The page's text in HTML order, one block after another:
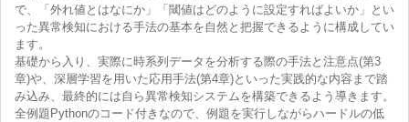
で、「外れ値とはなにか」「閾値はどのように設定すればよいか」とい
った異常検知における手法の基本を自然と把握できるように構成してい
ます。
基礎から入り、実際に時系列データを分析する際の手法と注意点(第3
章)や、深層学習を用いた応用手法(第4章)といった実践的な内容まで踏
み込み、最終的には自ら異常検知システムを構築できるよう導きます。
全例題Pythonのコード付きなので、例題を実行しながらハードルの低